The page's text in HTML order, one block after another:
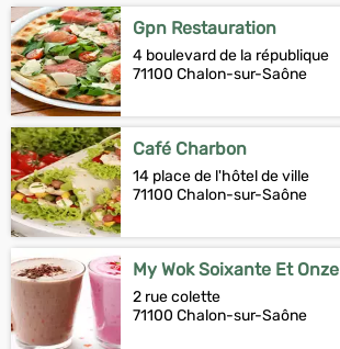
Gpn Restauration
4 boulevard de la république
71100 Chalon-sur-Saône
Café Charbon
14 place de l'hôtel de ville
71100 Chalon-sur-Saône
My Wok Soixante Et Onze
2 rue colette
71100 Chalon-sur-Saône